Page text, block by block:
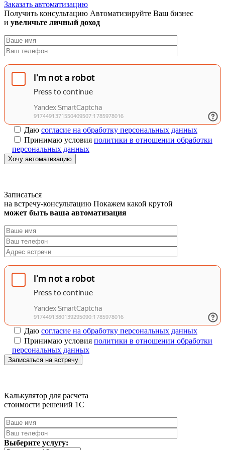
Заказать автоматизацию
Получить консультацию Автоматизируйте Ваш бизнес
и увеличьте личный доход
Даю согласие на обработку персональных данных
Принимаю условия политики в отношении обработки
персональных данных
Хочу автоматизацию
Записаться
на встречу-консультацию Покажем какой крутой
может быть ваша автоматизация
Даю согласие на обработку персональных данных
Принимаю условия политики в отношении обработки
персональных данных
Записаться на встречу
Калькулятор для расчета
стоимости решений 1C
Выберите услугу: